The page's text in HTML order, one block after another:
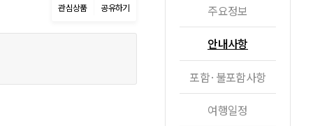
관심상품
공유하기
주요정보
안내사항
포함·불포함사항
여행일정